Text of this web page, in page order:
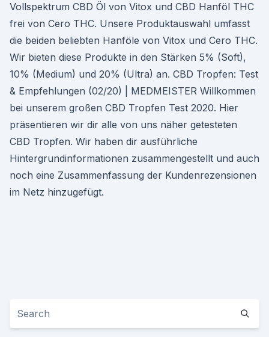
Vollspektrum CBD Öl von Vitox und CBD Hanföl THC
frei von Cero THC. Unsere Produktauswahl umfasst
die beiden beliebten Hanföle von Vitox und Cero THC.
Wir bieten diese Produkte in den Stärken 5% (Soft),
10% (Medium) und 20% (Ultra) an. CBD Tropfen: Test
& Empfehlungen (02/20) | MEDMEISTER Willkommen
bei unserem großen CBD Tropfen Test 2020. Hier
präsentieren wir dir alle von uns näher getesteten
CBD Tropfen. Wir haben dir ausführliche
Hintergrundinformationen zusammengestellt und auch
noch eine Zusammenfassung der Kundenrezensionen
im Netz hinzugefügt.